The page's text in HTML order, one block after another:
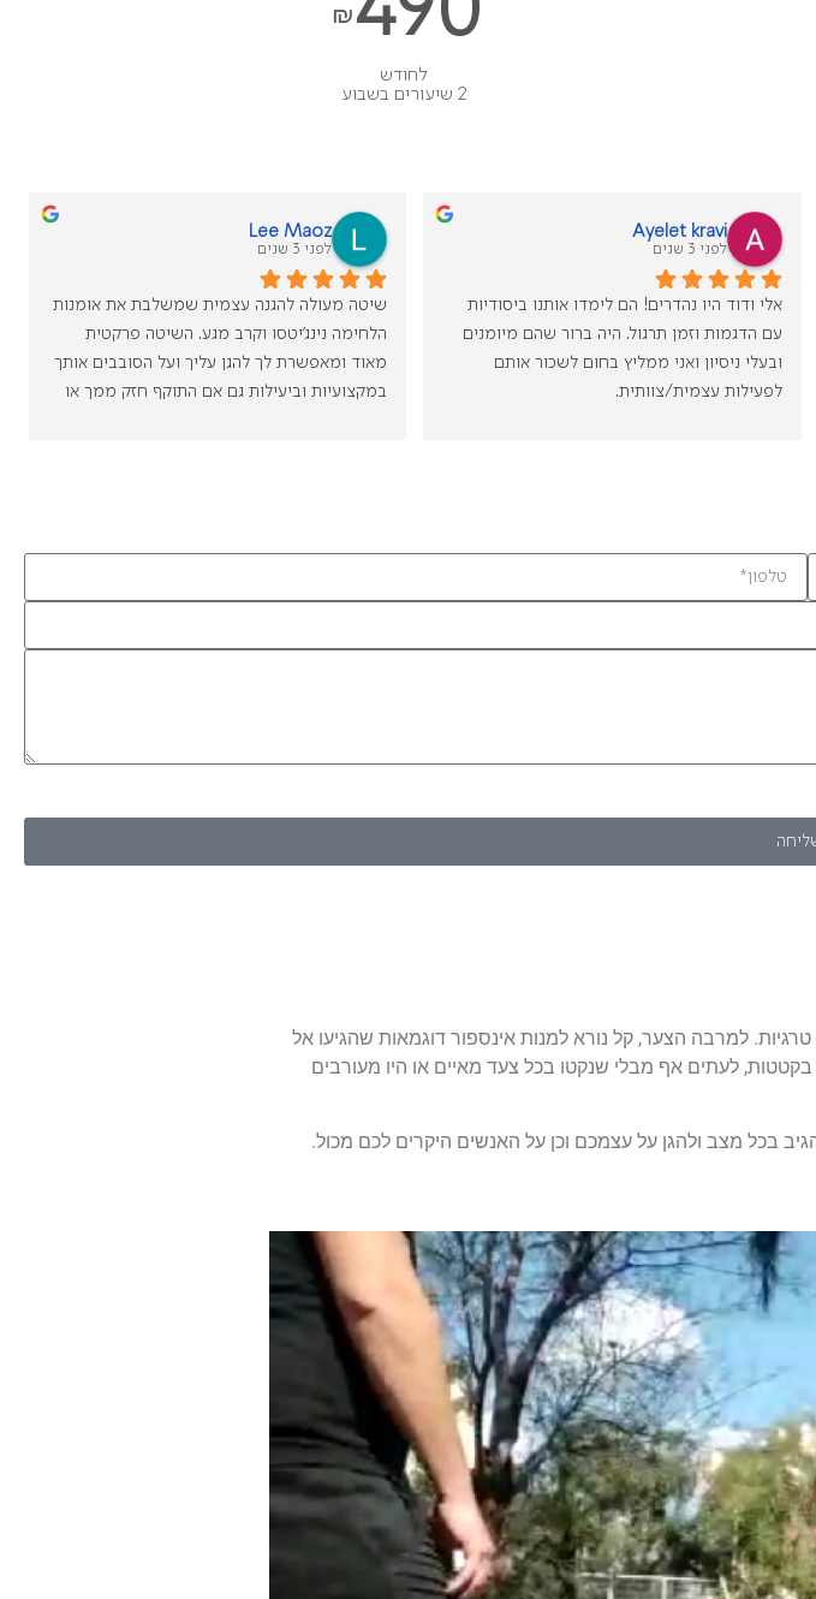
₪ 490
לחודש
2 שיעורים בשבוע
Ayelet kravi
לפני 3 שנים
לפעילות עצמית/צוותית.
Lee Maoz
לפני 3 שנים
שיטה מעולה להגנה עצמית שמשלבת את אומנות
הלחימה נינג׳יטסו וקרב מגע. השיטה פרקטית
מאוד ומאפשרת לך להגן עליך ועל הסובבים אותך
המפתח לתוצאות .
למרבה הצער, קל נורא למנות אינספור דוגמאות שהגיעו אל
לעתים אף מבלי שנקטו בכל צעד מאיים או היו מעורבים
בכל מצב ולהגן על עצמכם וכן על האנשים היקרים לכם מכול.